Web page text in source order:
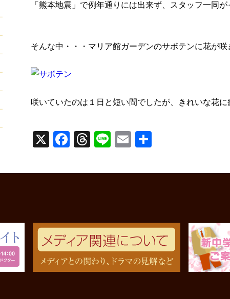
「熊本地震」で例年通りには出来ず、スタッフ一同が
そんな中・・・マリア館ガーデンのサボテンに花が咲
咲いていたのは１日と短い間でしたが、きれいな花
X Facebook
Threads
LineEmail